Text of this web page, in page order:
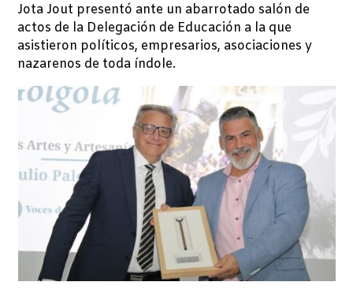
Jota Jout presentó ante un abarrotado salón de
actos de la Delegación de Educación a la que
asistieron políticos, empresarios, asociaciones y
nazarenos de toda índole.